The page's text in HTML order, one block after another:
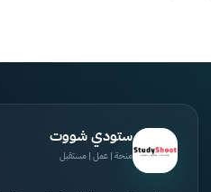
ستودي شووت
منحة | عمل | مستقبل